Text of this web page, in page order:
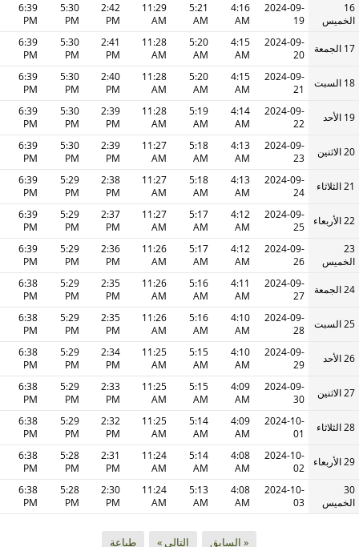
16
الخميس
2024-09-
19
4:16
AM
5:21
AM
11:29
AM
2:42
PM
5:30
PM
6:39
PM
17 الجمعة
2024-09-
20
4:15
AM
5:20
AM
11:28
AM
2:41
PM
5:30
PM
6:39
PM
18 السبت
2024-09-
21
4:15
AM
5:20
AM
11:28
AM
2:40
PM
5:30
PM
6:39
PM
19 الأحد
2024-09-
22
4:14
AM
5:19
AM
11:28
AM
2:39
PM
5:30
PM
6:39
PM
20 الاثنين
2024-09-
23
4:13
AM
5:18
AM
11:27
AM
2:39
PM
5:30
PM
6:39
PM
21 الثلاثاء
2024-09-
24
4:13
AM
5:18
AM
11:27
AM
2:38
PM
5:29
PM
6:39
PM
22 الأربعاء
2024-09-
25
4:12
AM
5:17
AM
11:27
AM
2:37
PM
5:29
PM
6:39
PM
23
الخميس
2024-09-
26
4:12
AM
5:17
AM
11:26
AM
2:36
PM
5:29
PM
6:39
PM
24 الجمعة
2024-09-
27
4:11
AM
5:16
AM
11:26
AM
2:35
PM
5:29
PM
6:38
PM
25 السبت
2024-09-
28
4:10
AM
5:16
AM
11:26
AM
2:35
PM
5:29
PM
6:38
PM
26 الأحد
2024-09-
29
4:10
AM
5:15
AM
11:25
AM
2:34
PM
5:29
PM
6:38
PM
27 الاثنين
2024-09-
30
4:09
AM
5:15
AM
11:25
AM
2:33
PM
5:29
PM
6:38
PM
28 الثلاثاء
2024-10-
01
4:09
AM
5:14
AM
11:25
AM
2:32
PM
5:29
PM
6:38
PM
29 الأربعاء
2024-10-
02
4:08
AM
5:14
AM
11:24
AM
2:31
PM
5:28
PM
6:38
PM
30
الخميس
2024-10-
03
4:08
AM
5:13
AM
11:24
AM
2:30
PM
5:28
PM
6:38
PM
« السابق التالي » طباعة